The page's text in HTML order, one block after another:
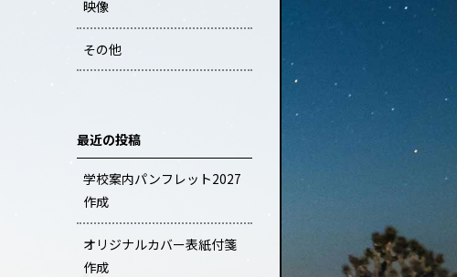
映像
その他
最近の投稿
学校案内パンフレット2027
作成
オリジナルカバー表紙付箋
作成